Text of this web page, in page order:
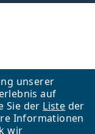
unserer
auf
Sie der Liste der
Informationen
wir